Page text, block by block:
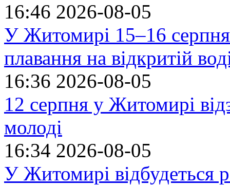
16:46 2026-08-05
У Житомирі 15–16 серпня
плавання на відкритій
16:36 2026-08-05
12 серпня у Житомирі
молоді
16:34 2026-08-05
У Житомирі відбудеться